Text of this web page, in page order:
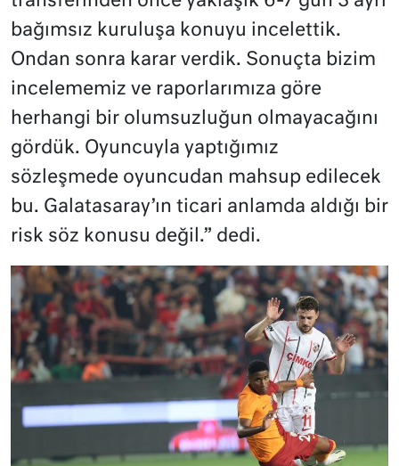
bağımsız kuruluşa konuyu incelettik.
Ondan sonra karar verdik. Sonuçta bizim
incelememiz ve raporlarımıza göre
herhangi bir olumsuzluğun olmayacağını
gördük. Oyuncuyla yaptığımız
sözleşmede oyuncudan mahsup edilecek
bu. Galatasaray’ın ticari anlamda aldığı bir
risk söz konusu değil.” dedi.